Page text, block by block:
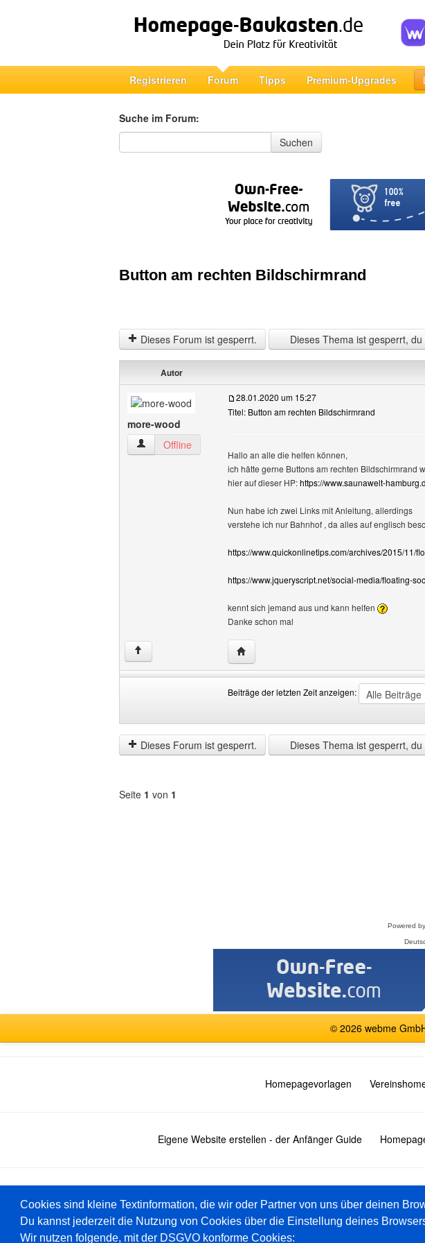
Registrieren Forum Tipps Premium-Upgrades
Suche im Forum:
Suche im Forum
Suchen
Button am rechten Bildschirmrand
Dieses Forum ist gesperrt. Dieses Thema ist gesperrt,
Autor
more-wood
more-wood Benutzer-Profile anzeigen
Offline
28.01.2020 um 15:27
Titel: Button am rechten Bildschirmrand
Hallo an alle die helfen können,
ich hätte gerne Buttons am rechten Bildschirmrand
hier auf dieser HP:https://www.saunawelt-
Nun habe ich zwei Links mit Anleitung, allerdings
verstehe ich nur Bahnhof , da alles auf englisch
https://www.quickonlinetips.com/archives/2015/11/
https://www.jqueryscript.net/social-media/floating-
kennt sich jemand aus und kann helfen
Danke schon mal
↑ Website dieses Benutzers besuchen: more-
Beiträge der letzten Zeit anzeigen:
der
letzten
Zeit
by
Dieses Forum ist gesperrt.
Dieses Thema ist gesperrt,
Seite 1 von 1
Powered by
© 2026 webme
Homepagevorlagen
Eigene Website erstellen - der Anfänger Guide
Cookies sind kleine Textinformation, die wir oder Partner von uns über deinen
Du kannst jederzeit die Nutzung von Cookies über die Einstellung deines
Wir nutzen folgende, mit der DSGVO konforme Cookies: